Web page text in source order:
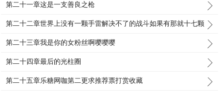
第二十一章这是一支善良之枪
第二十二章世界上没有一颗手雷解决不了的战斗如果有那就十七颗
第二十三章我是你的女粉丝啊嘤嘤嘤
第二十四章最后的光柱圈
第二十五章乐糖网咖第二更求推荐票打赏收藏